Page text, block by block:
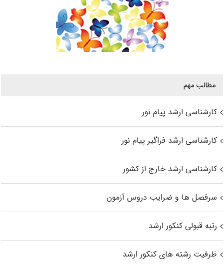
مطالب مهم
کارشناسی ارشد پیام نور
کارشناسی ارشد فراگیر پیام نور
کارشناسی ارشد خارج از کشور
سرفصل ها و ضرایب دروس آزمون
رتبه قبولی کنکور ارشد
ظرفیت رشته های کنکور ارشد